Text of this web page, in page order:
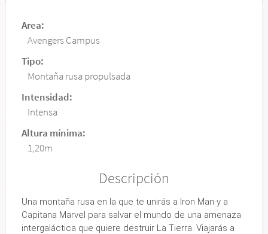
Area:
Avengers Campus
Tipo:
Montaña rusa propulsada
Intensidad:
Intensa
Altura mínima:
1,20m
Descripción
Una montaña rusa en la que te unirás a Iron Man y a
Capitana Marvel para salvar el mundo de una amenaza
intergaláctica que quiere destruir La Tierra. Viajarás a